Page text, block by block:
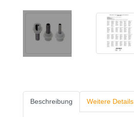
Beschreibung Weitere Details